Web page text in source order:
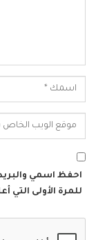
احفظ اسمي
للمرة الأولى التي